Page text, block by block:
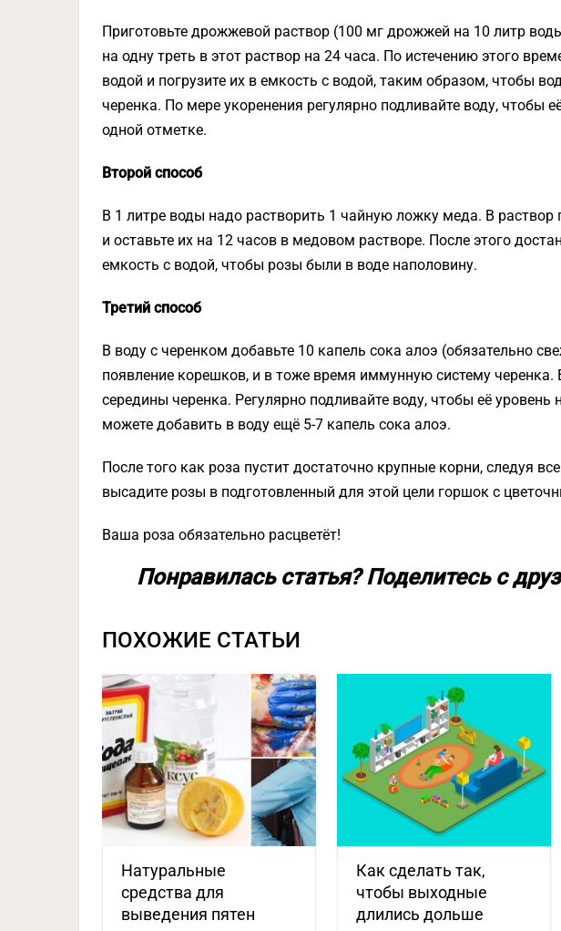
Приготовьте дрожжевой раствор (100 мг дрожжей на 10 литр
на одну треть в этот раствор на 24 часа. По истечению этого
водой и погрузите их в емкость с водой, таким образом, чтобы
черенка. По мере укоренения регулярно подливайте воду, чтобы
одной отметке.
Второй способ
В 1 литре воды надо растворить 1 чайную ложку меда. В раствор
и оставьте их на 12 часов в медовом растворе. После этого
емкость с водой, чтобы розы были в воде наполовину.
Третий способ
В воду с черенком добавьте 10 капель сока алоэ (обязательно
появление корешков, и в тоже время иммунную систему
середины черенка. Регулярно подливайте воду, чтобы её уровень
можете добавить в воду ещё 5-7 капель сока алоэ.
После того как роза пустит достаточно крупные корни, следуя
высадите розы в подготовленный для этой цели горшок с
Ваша роза обязательно расцветёт!
Понравилась статья? Поделитесь с
ПОХОЖИЕ СТАТЬИ
Натуральные
средства для
выведения пятен
Как сделать так,
чтобы выходные
длились дольше